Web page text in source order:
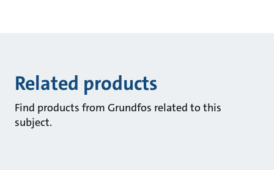
Related products
Find products from Grundfos related to this
subject.